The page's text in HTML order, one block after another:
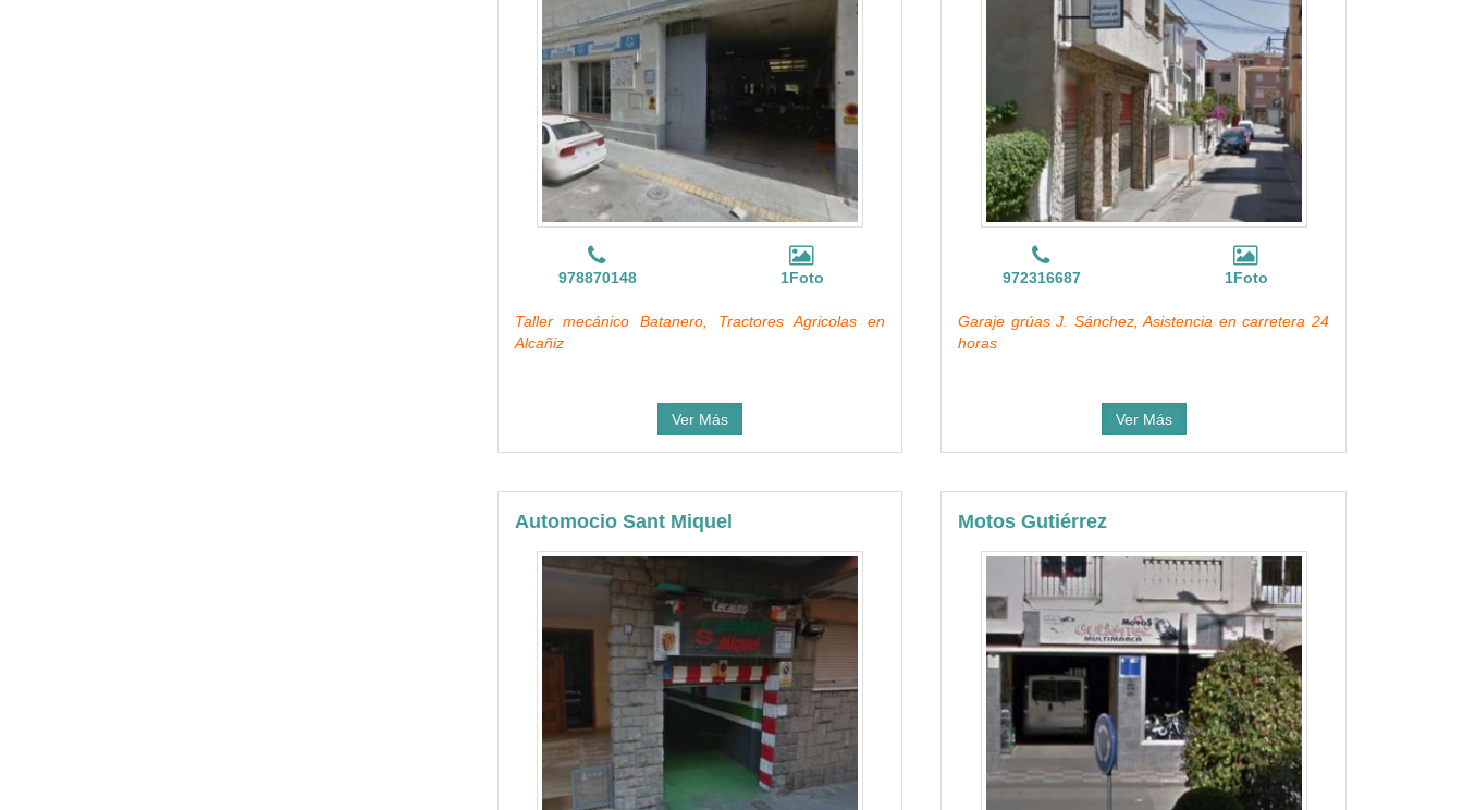
978870148 1Foto
Taller mecánico Batanero, Tractores Agricolas en
Alcañiz
Ver Más
972316687 1Foto
Garaje grúas J. Sánchez, Asistencia en carretera 24
horas
Ver Más
Automocio Sant Miquel Motos Gutiérrez